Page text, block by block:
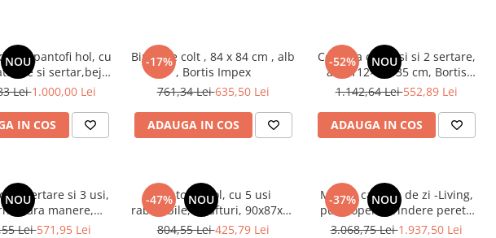
NOUpantofi hol, cu
si sertar,bej
casmir ,
picioare negre,
auriu, Bortis
Lei1.000,00 Lei
IN COS
-17%
Birou pe colt , 84 x 84 cm , alb
, Bortis Impex
761,34 Lei635,50 Lei
ADAUGA IN COS
-52% NOU
Comoda cu 3 usi si 2 sertare,
alb, 112×82×35 cm, Bortis
Impex
1.142,64 Lei552,89 Lei
ADAUGA IN COS
NOU3 sertare si 3 usi,
fara manere,
cm, stejar sonoma,
Lei571,95 Lei
-47% NOU
Pantofar hol, cu 5 usi
rabatabile, 5 rafturi, 90x87x33
cm, stejar sonoma
804,55 Lei425,79 Lei
-37% NOU
Mobila camera de zi -Living,
push open, prindere perete
suspendata, 220 cm lungime x
3.068,75 Lei1.937,50 Lei